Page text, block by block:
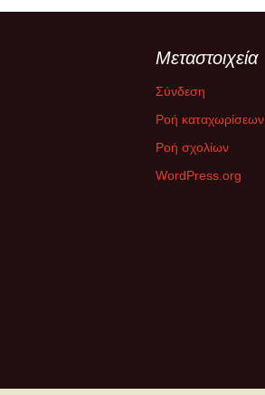
Μεταστοιχεία
Σύνδεση
Ροή καταχωρίσεων
Ροή σχολίων
WordPress.org